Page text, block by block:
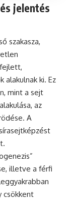
jelentés
szakasza,
alakulnak ki. Ez
mint a sejt
az
A
illetve a férfi
csökkent